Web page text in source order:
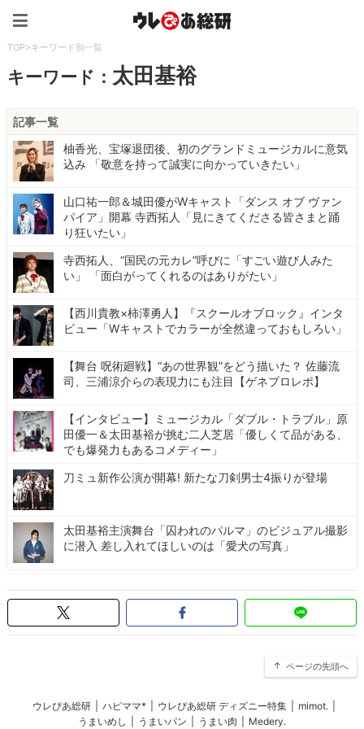
TOP>キーワード別一覧
キーワード： 太田基裕
記事一覧
柚香光、宝塚退団後、初のグランドミュージカルに意気
込み 「敬意を持って誠実に向かっていきたい」
山口祐一郎＆城田優がWキャスト「ダンス オブ ヴァン
パイア」開幕 寺西拓人「見にきてくださる皆さまと踊
り狂いたい」
寺西拓人、“国民の元カレ”呼びに「すごい遊び人みた
い」 「面白がってくれるのはありがたい」
【西川貴教×柿澤勇人】『スクールオブロック』インタ
ビュー「Wキャストでカラーが全然違っておもしろい」
【舞台 呪術廻戦】“あの世界観”をどう描いた？ 佐藤流
司、三浦涼介らの表現力にも注目【ゲネプロレポ】
【インタビュー】ミュージカル「ダブル・トラブル」原
田優一＆太田基裕が挑む二人芝居「優しくて品がある、
でも爆発力もあるコメディー」
刀ミュ新作公演が開幕! 新たな刀剣男士4振りが登場
太田基裕主演舞台「囚われのパルマ」のビジュアル撮影
に潜入 差し入れてほしいのは「愛犬の写真」
ページの先頭へ
ウレぴあ総研 ハピママ* ウレぴあ総研 ディズニー特集 mimot.
うまいめし
うまいパン うまい肉 Medery.